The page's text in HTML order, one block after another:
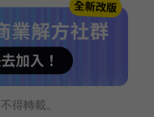
得轉載。